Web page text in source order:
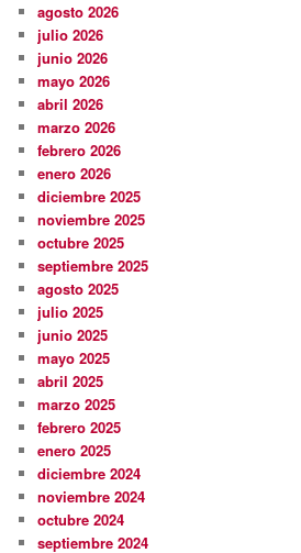
agosto 2026
julio 2026
junio 2026
mayo 2026
abril 2026
marzo 2026
febrero 2026
enero 2026
diciembre 2025
noviembre 2025
octubre 2025
septiembre 2025
agosto 2025
julio 2025
junio 2025
mayo 2025
abril 2025
marzo 2025
febrero 2025
enero 2025
diciembre 2024
noviembre 2024
octubre 2024
septiembre 2024